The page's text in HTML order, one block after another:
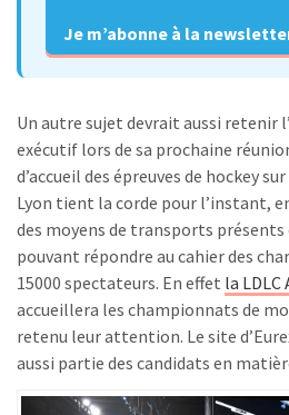
Je m’abonne à la
Un autre sujet devrait aussi retenir
exécutif lors de sa prochaine
d’accueil des épreuves de hockey
Lyon tient la corde pour l’instant,
des moyens de transports présents
pouvant répondre au cahier des
15000 spectateurs. En effet la LDLC
accueillera les championnats de
retenu leur attention. Le site
aussi partie des candidats en